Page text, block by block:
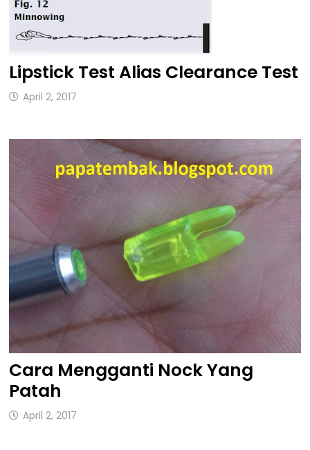
Lipstick Test Alias Clearance Test
April 2, 2017
Cara Mengganti Nock Yang
Patah
April 2, 2017